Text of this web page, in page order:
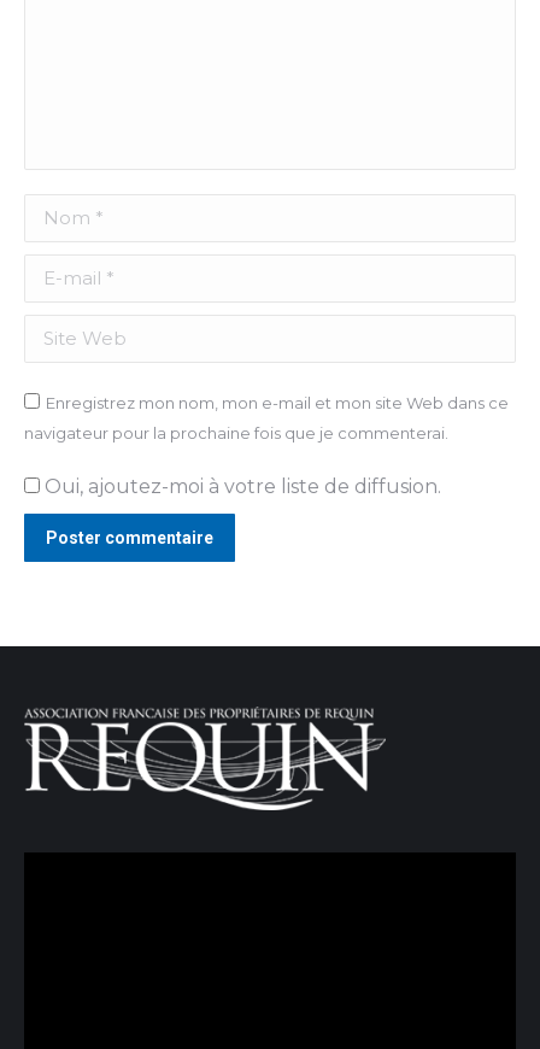
Nom *
E-mail *
Site Web
Enregistrez mon nom, mon e-mail et mon site Web dans ce
navigateur pour la prochaine fois que je commenterai.
Oui, ajoutez-moi à votre liste de diffusion.
Poster commentaire